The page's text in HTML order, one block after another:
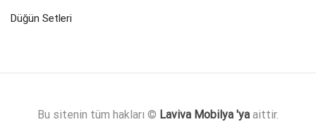
Düğün Setleri
Bu sitenin tüm hakları © Laviva Mobilya 'ya aittir.